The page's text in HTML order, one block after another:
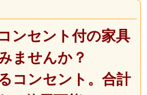
ンセント付の家具
ませんか？
コンセント。合計